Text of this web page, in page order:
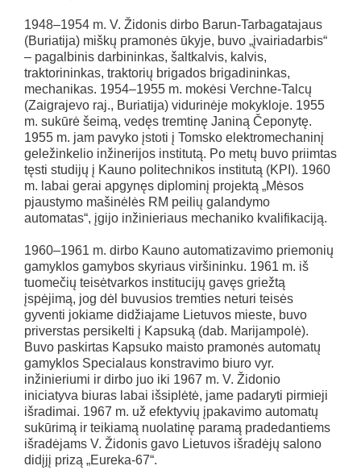
1948–1954 m. V. Židonis dirbo Barun-Tarbagatajaus
(Buriatija) miškų pramonės ūkyje, buvo „įvairiadarbis“
– pagalbinis darbininkas, šaltkalvis, kalvis,
traktorininkas, traktorių brigados brigadininkas,
mechanikas. 1954–1955 m. mokėsi Verchne-Talcų
(Zaigrajevo raj., Buriatija) vidurinėje mokykloje. 1955
m. sukūrė šeimą, vedęs tremtinę Janiną Čeponytę.
1955 m. jam pavyko įstoti į Tomsko elektromechaninį
geležinkelio inžinerijos institutą. Po metų buvo priimtas
tęsti studijų į Kauno politechnikos institutą (KPI). 1960
m. labai gerai apgynęs diplominį projektą „Mėsos
pjaustymo mašinėlės RM peilių galandymo
automatas“, įgijo inžinieriaus mechaniko kvalifikaciją.
1960–1961 m. dirbo Kauno automatizavimo priemonių
gamyklos gamybos skyriaus viršininku. 1961 m. iš
tuomečių teisėtvarkos institucijų gavęs griežtą
įspėjimą, jog dėl buvusios tremties neturi teisės
gyventi jokiame didžiajame Lietuvos mieste, buvo
priverstas persikelti į Kapsuką (dab. Marijampolė).
Buvo paskirtas Kapsuko maisto pramonės automatų
gamyklos Specialaus konstravimo biuro vyr.
inžinieriumi ir dirbo juo iki 1967 m. V. Židonio
iniciatyva biuras labai išsiplėtė, jame padaryti pirmieji
išradimai. 1967 m. už efektyvių įpakavimo automatų
sukūrimą ir teikiamą nuolatinę paramą pradedantiems
išradėjams V. Židonis gavo Lietuvos išradėjų salono
didįjį prizą „Eureka-67“.